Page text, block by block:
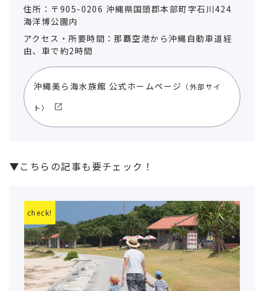
住所：〒905-0206 沖縄県国頭郡本部町字石川424
海洋博公園内
アクセス・所要時間：那覇空港から沖縄自動車道経
由、車で約2時間
沖縄美ら海水族館 公式ホームページ （外部サイ
ト）
▼こちらの記事も要チェック！